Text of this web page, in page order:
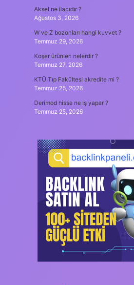
Aksel ne ilacıdır ?
Ağustos 3, 2026
W ve Z bozonları hangi kuvvet ?
Temmuz 29, 2026
Koşer ürünleri nelerdir ?
Temmuz 27, 2026
KTÜ Tıp Fakültesi akredite mi ?
Temmuz 25, 2026
Derimod hisse ne iş yapar ?
Temmuz 25, 2026